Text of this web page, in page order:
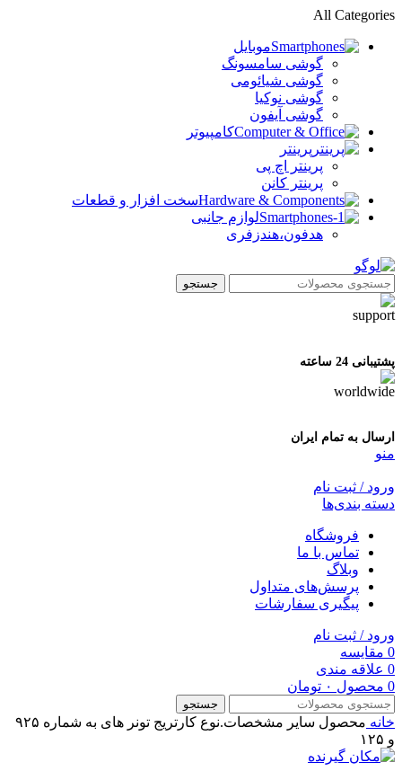
All Categories
موبایل
گوشی سامسونگ
گوشی شیائومی
گوشی نوکیا
گوشی آیفون
کامپیوتر
پرینتر
پرینتر اچ پی
پرینتر کانن
سخت افزار و قطعات
لوازم جانبی
هدفون،هندزفری
جستجو
پشتیبانی 24 ساعته
ارسال به تمام ایران
منو
ورود / ثبت نام
دسته بندی‌ها
فروشگاه
تماس با ما
وبلاگ
پرسش‌های متداول
پیگیری سفارشات
ورود / ثبت نام
0 مقایسه
0 علاقه مندی
0 محصول ۰ تومان
جستجو
خانه محصول سایر مشخصات.نوع کارتریج
تونر های به شماره ۹۲۵
و ۱۲۵